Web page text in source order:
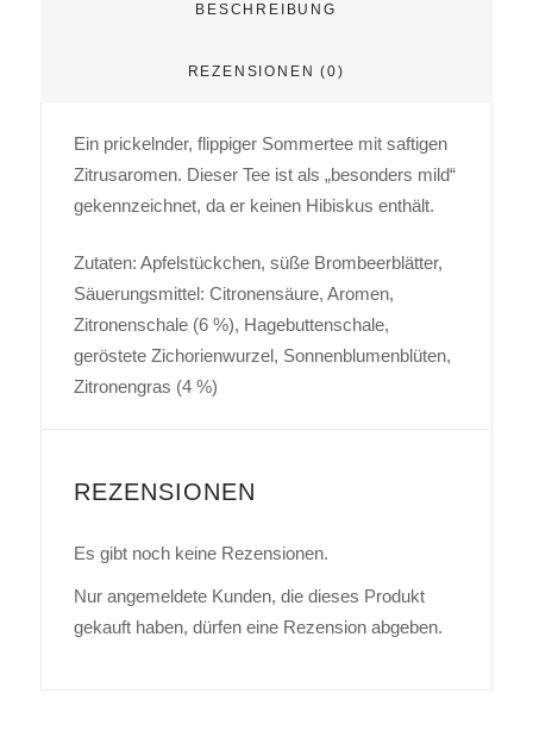
BESCHREIBUNG
REZENSIONEN (0)
Ein prickelnder, flippiger Sommertee mit saftigen
Zitrusaromen. Dieser Tee ist als „besonders mild“
gekennzeichnet, da er keinen Hibiskus enthält.
Zutaten: Apfelstückchen, süße Brombeerblätter,
Säuerungsmittel: Citronensäure, Aromen,
Zitronenschale (6 %), Hagebuttenschale,
geröstete Zichorienwurzel, Sonnenblumenblüten,
Zitronengras (4 %)
REZENSIONEN
Es gibt noch keine Rezensionen.
Nur angemeldete Kunden, die dieses Produkt
gekauft haben, dürfen eine Rezension abgeben.